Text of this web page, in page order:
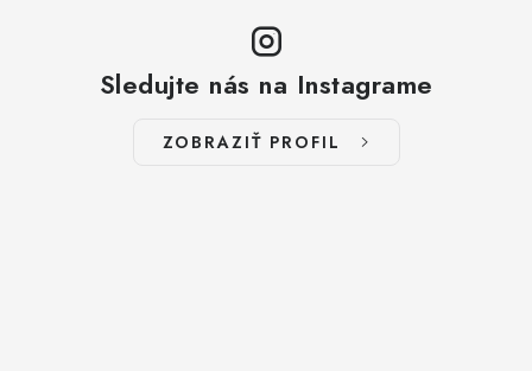
Sledujte nás na Instagrame
ZOBRAZIŤ PROFIL